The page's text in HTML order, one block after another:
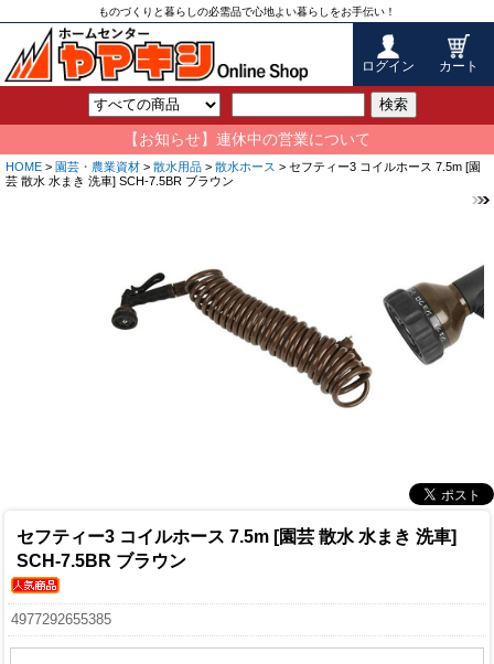
ものづくりと暮らしの必需品で心地よい暮らしをお手伝い！
ログイン カート
検索
【お知らせ】連休中の営業について
HOME > 園芸・農業資材 > 散水用品 > 散水ホース > セフティー3 コイルホース 7.5m [園
芸 散水 水まき 洗車] SCH-7.5BR ブラウン
セフティー3 コイルホース 7.5m [園芸 散水 水まき 洗車]
SCH-7.5BR ブラウン
4977292655385